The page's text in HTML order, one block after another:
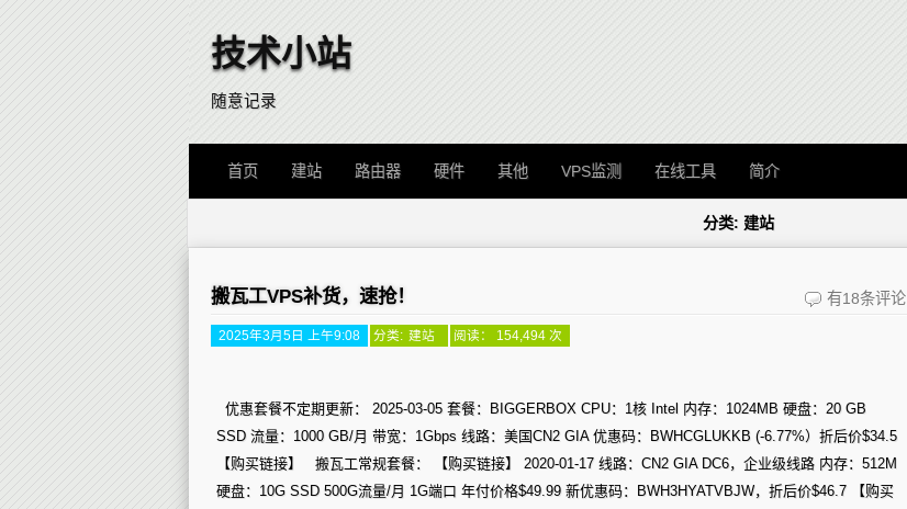
技术小站
随意记录
首页 建站 路由器 硬件 其他 VPS监测 在线工具 简介
分类: 建站
搬瓦工VPS补货，速抢！
搬
补
货，
速
有18条评论
2025年3月5日 上午9:08 分类: 建站 阅读： 154,494 次
优惠套餐不定期更新： 2025-03-05 套餐：BIGGERBOX CPU：1核 Intel 内存：1024MB 硬盘：20 GB
SSD 流量：1000 GB/月 带宽：1Gbps 线路：美国CN2 GIA 优惠码：BWHCGLUKKB (-6.77%）折后价$34.5
【购买链接】 搬瓦工常规套餐： 【购买链接】 2020-01-17 线路：CN2 GIA DC6，企业级线路 内存：512M
硬盘：10G SSD 500G流量/月 1G端口 年付价格$49.99 新优惠码：BWH3HYATVBJW，折后价$46.7 【购买